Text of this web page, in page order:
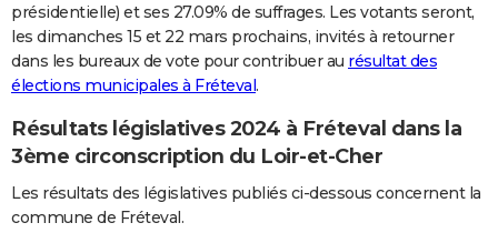
S'inscrire
Se connecter
Lycées
Collèges
Primaires
Universités
Entreprises
Service militaire
Avis de recherche
AVIS DE DÉCÈS
FORUM
Bricolage
Lifestyle
Culture
Sport
Auto
Television
Voyage
Cinema
présidentielle) et ses 27.09% de suffrages. Les votants seront,
les dimanches 15 et 22 mars prochains, invités à retourner
dans les bureaux de vote pour contribuer au résultat des
élections municipales à Fréteval.
Résultats législatives 2024 à Fréteval dans la
3ème circonscription du Loir-et-Cher
Les résultats des législatives publiés ci-dessous concernent la
commune de Fréteval.